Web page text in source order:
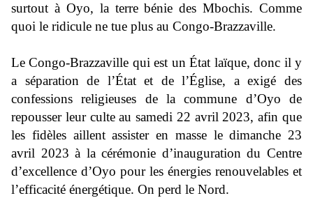
surtout à Oyo, la terre bénie des Mbochis. Comme
quoi le ridicule ne tue plus au Congo-Brazzaville.
Le Congo-Brazzaville qui est unÉtat laïque, donc il y
a séparation de l’État et de l’Église, a exigé des
confessions religieuses de la commune d’Oyo de
repousser leur culte au samedi 22 avril 2023, afin que
les fidèles aillent assister en masse le dimanche 23
avril 2023 à la cérémonie d’inauguration du Centre
d’excellence d’Oyo pour les énergies renouvelables et
l’efficacité énergétique. On perd le Nord.